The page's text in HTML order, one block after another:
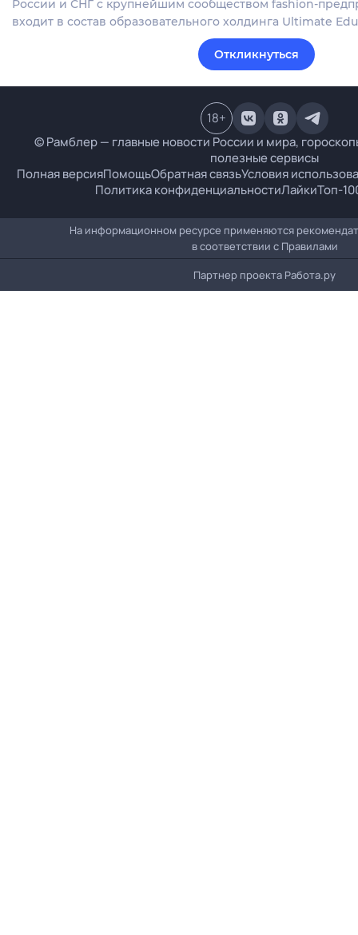
России и СНГ с крупнейшим сообществом fashion-
входит в состав образовательного холдинга Ultimate
Откликнуться
© Рамблер — главные новости России и мира,
полезные сервисы
Полная версияПомощьОбратная связьУсловия
Политика конфиденциальностиЛайкиТоп-
18+
На информационном ресурсе применяются
в соответствии с Правилами
Партнер проекта Работа.ру